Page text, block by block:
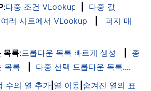
:다중 조건 VLookup
다중 값
여러 시트에서 VLookup
퍼지 매
목록:드롭다운 목록 빠르게 생성
종
목록
다중 선택 드롭다운 목록....
수의 열 추가 열 이동 숨겨진 열의 표